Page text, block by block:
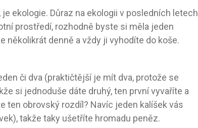
ekologie. Důraz na ekologii v posledních letech
prostředí, rozhodně byste si měla jeden
několikrát denně a vždy ji vyhodíte do koše.
či dva (praktičtější je mít dva, protože se
si jednoduše dáte druhý, ten první vyvaříte a
ten obrovský rozdíl? Navíc jeden kalíšek vás
takže taky ušetříte hromadu peněz.